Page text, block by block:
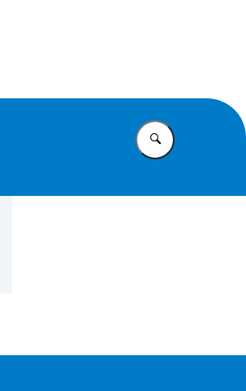
Vul in wat u